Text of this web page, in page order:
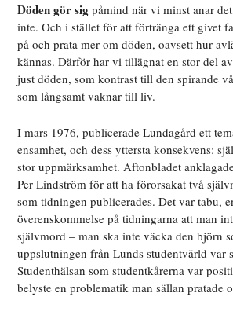
Döden gör sig påmind när vi minst anar
inte. Och i stället för att förtränga ett givet
på och prata mer om döden, oavsett hur
kännas. Därför har vi tillägnat en stor del
just döden, som kontrast till den spirande
som långsamt vaknar till liv.
I mars 1976, publicerade Lundagård ett
ensamhet, och dess yttersta konsekvens:
stor uppmärksamhet. Aftonbladet
Per Lindström för att ha förorsakat två
som tidningen publicerades. Det var tabu,
överenskommelse på tidningarna att man
självmord – man ska inte väcka den björn
uppslutningen från Lunds studentvärld var
Studenthälsan som studentkårerna var
belyste en problematik man sällan pratade